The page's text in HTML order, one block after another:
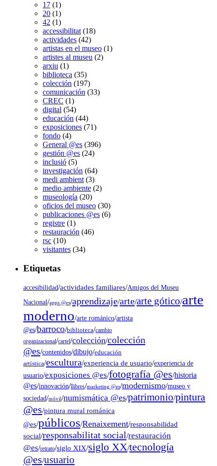
17 (1)
20 (1)
42 (1)
accessibilitat(18)
actividades (42)
artistas en el museo (1)
artistes al museu (2)
arxiu (1)
biblioteca (35)
colección (197)
comunicación (33)
CREC (1)
digital (54)
educación (44)
exposiciones (71)
fondo (4)
General @es (396)
gestión @es (24)
inclusió (5)
investigación (64)
medi ambient(3)
medio ambiente (2)
museología (20)
oficios del museo (30)
publicaciones @es (6)
registre (1)
restauración (46)
rsc (10)
visitantes (34)
Etiquetas
accesibilidad/actividades familiares/Amigos del Museu
Nacional/apps @es/aprendizaje/arte/arte gótico/arte
moderno/arte románico/artista
@es/barroco/biblioteca/cambio
organizacional/cartel/colección/colección
@es/contenidos/dibujo/educación
artística/escultura/experiencia de usuario/experiencia de
usuario/exposiciones @es/fotografía @es/historia
@es/innovación/llibres/marketing @es/modernismo/museo y
sociedad/móvil/numismática @es/patrimonio/pintura
@es/pintura mural románica
@es/públicos/Renaixement/responsabilidad
social/responsabilitat social/restauración
@es/retrato/siglo XIX/siglo XX/tecnología
@es/usuario